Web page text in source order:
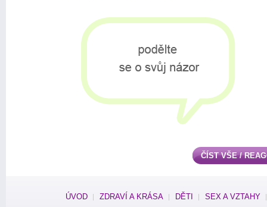
ČÍST VŠE /
ÚVOD ZDRAVÍ A KRÁSA DĚTI SEX A VZTAHY